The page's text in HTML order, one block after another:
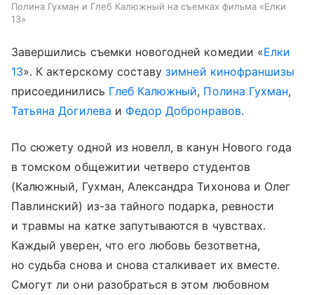
Полина Гухман и Глеб Калюжный на съемках фильма «Елки
13»
Завершились съемки новогодней комедии «Елки
13». К актерскому составузимней кинофраншизы
присоединились Глеб Калюжный, Полина Гухман,
Татьяна Догилева и Федор Добронравов.
По сюжету одной из новелл, в канун Нового года
в томском общежитии четверо студентов
(Калюжный, Гухман, Александра Тихонова и Олег
Павлинский) из-за тайного подарка, ревности
и травмы на катке запутываются в чувствах.
Каждый уверен, что его любовь безответна,
но судьба снова и снова сталкивает их вместе.
Смогут ли они разобраться в этом любовном